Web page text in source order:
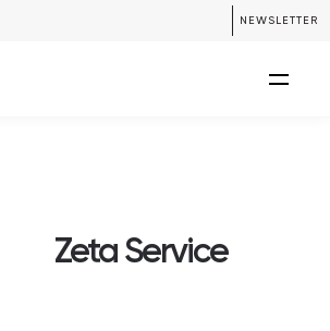
NEWSLETTER
Zeta Service